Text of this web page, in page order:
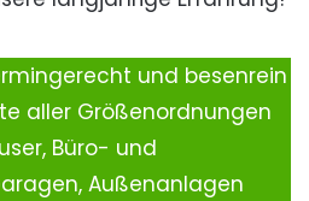
und besenrein
aller Größenordnungen
Büro- und
Außenanlagen